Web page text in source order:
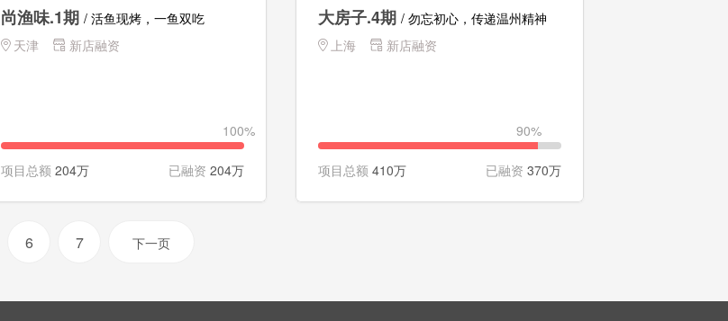
尚渔味.1期 / 活鱼现烤，一鱼双吃
天津
新店融资
100%
项目总额 204万 已融资 204万
大房子.4期 / 勿忘初心，传递温州精神
上海
新店融资
90%
项目总额 410万 已融资 370万
6 7 下一页